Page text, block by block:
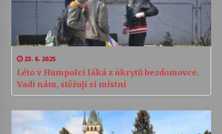
23. 6. 2025
Léto v Humpolci láká z úkrytů bezdomovce.
Vadí nám, stěžují si místní